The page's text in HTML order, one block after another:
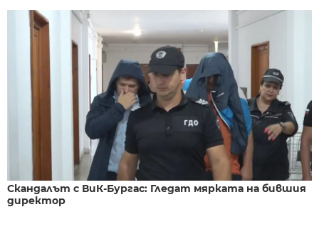
Скандалът с ВиК-Бургас: Гледат мярката на бившия
директор